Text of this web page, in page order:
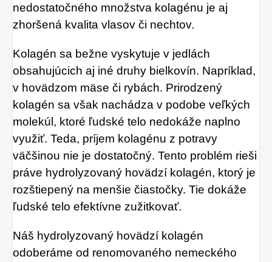
nedostatočného množstva kolagénu je aj
zhoršená kvalita vlasov či nechtov.
Kolagén sa bežne vyskytuje v jedlách
obsahujúcich aj iné druhy bielkovín. Napríklad,
v hovädzom mäse či rybách. Prirodzený
kolagén sa však nachádza v podobe veľkých
molekúl, ktoré ľudské telo nedokáže naplno
využiť. Teda, príjem kolagénu z potravy
väčšinou nie je dostatočný. Tento problém rieši
práve hydrolyzovaný hovädzí kolagén, ktorý je
rozštiepený na menšie čiastočky. Tie dokáže
ľudské telo efektívne zužitkovať.
Náš hydrolyzovaný hovädzí kolagén
odoberáme od renomovaného nemeckého